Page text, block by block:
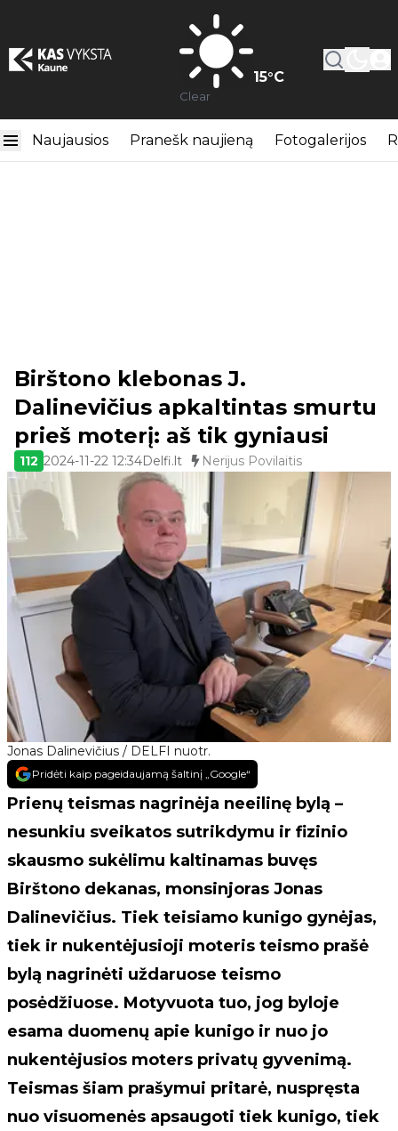
15°C
Clear
Naujausios Pranešk naujieną Fotogalerijos
Jonas Dalinevičius / DELFI nuotr.
Birštono klebonas J.
Dalinevičius apkaltintas smurtu
prieš moterį: aš tik gyniausi
112 2024-11-22 12:34Delfi.lt Nerijus Povilaitis
Pridėti kaip pageidaujamą šaltinį „Google“
Prienų teismas nagrinėja neeilinę bylą –
nesunkiu sveikatos sutrikdymu ir fizinio
skausmo sukėlimu kaltinamas buvęs
Birštono dekanas, monsinjoras Jonas
Dalinevičius. Tiek teisiamo kunigo gynėjas,
tiek ir nukentėjusioji moteris teismo prašė
bylą nagrinėti uždaruose teismo
posėdžiuose. Motyvuota tuo, jog byloje
esama duomenų apie kunigo ir nuo jo
nukentėjusios moters privatų gyvenimą.
Teismas šiam prašymui pritarė, nuspręsta
nuo visuomenės apsaugoti tiek kunigo, tiek